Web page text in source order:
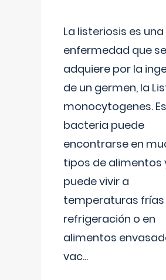
La listeriosis es una
enfermedad que se
adquiere por la
de un germen, la
monocytogenes.
bacteria puede
encontrarse en
tipos de alimentos
puede vivir a
temperaturas frías
refrigeración o en
alimentos
vac...